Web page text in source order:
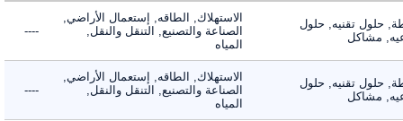
حلول تقنيه, حلول
مشاكل
الاستهلاك, الطاقه, إستعمال الأراضي,
الصناعة والتصنيع, التنقل والنقل,
المياه
----
حلول تقنيه, حلول
مشاكل
الاستهلاك, الطاقه, إستعمال الأراضي,
الصناعة والتصنيع, التنقل والنقل,
المياه
----